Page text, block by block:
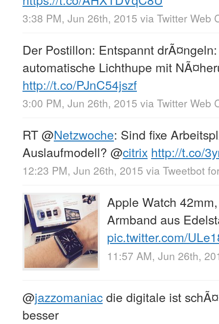
3:38 PM, Jun 26th, 2015 via Twitter Web
Der Postillon: Entspannt
automatische Lichthupe mit
http://t.co/PJnC54jszf
3:00 PM, Jun 26th, 2015 via Twitter Web
RT@Netzwoche: Sind fixe
Auslaufmodell? @citrix http://t.co/
12:23 PM, Jun 26th, 2015 via Tweetbot
Apple Watch
Armband aus
pic.twitter.com/
11:57 AM, Jun 26th,
@jazzomaniacdie digitale ist
besser